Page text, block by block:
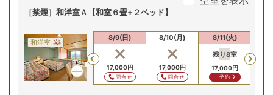
［禁煙］和洋室Ａ【和室６畳+２ベッド】
和洋室
Previous
8/8(土) 8/9(日)
17,000円
問合せ
8/10(月)
17,000円
問合せ
8/11(火)
残り8室
17,000円
予約